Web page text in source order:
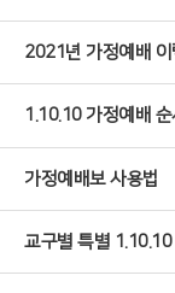
2021년 가정예배 이
1.10.10 가정예배 순
가정예배보 사용법
교구별 특별 1.10.10